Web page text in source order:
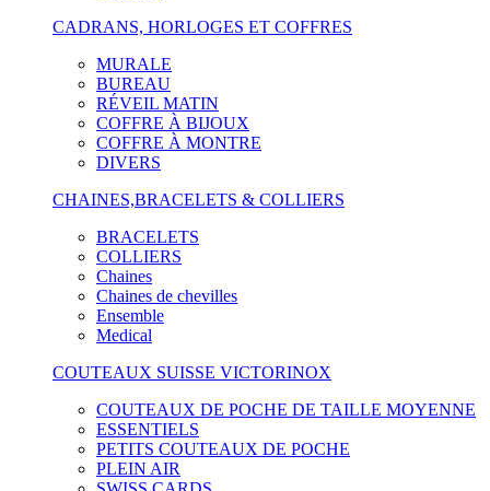
CADRANS, HORLOGES ET COFFRES
MURALE
BUREAU
RÉVEIL MATIN
COFFRE À BIJOUX
COFFRE À MONTRE
DIVERS
CHAINES,BRACELETS & COLLIERS
BRACELETS
COLLIERS
Chaines
Chaines de chevilles
Ensemble
Medical
COUTEAUX SUISSE VICTORINOX
COUTEAUX DE POCHE DE TAILLE MOYENNE
ESSENTIELS
PETITS COUTEAUX DE POCHE
PLEIN AIR